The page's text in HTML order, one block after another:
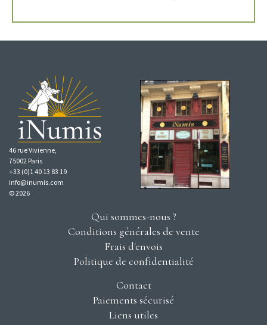
46 rue Vivienne,
75002 Paris
+33 (0)1 40 13 83 19
info@inumis.com
© 2026
Qui sommes-nous ?
Conditions générales de vente
Frais d'envois
Politique de confidentialité
Contact
Paiements sécurisé
Liens utiles